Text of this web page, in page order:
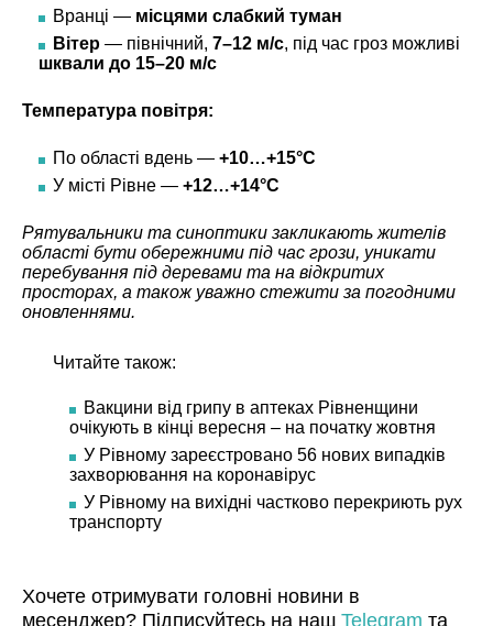
Вранці — місцями слабкий туман
Вітер — північний, 7–12 м/с, під час гроз можливі
шквали до 15–20 м/с
Температура повітря:
По області вдень — +10…+15°C
У місті Рівне — +12…+14°C
Рятувальники та синоптики закликають жителів
області бути обережними під час грози, уникати
перебування під деревами та на відкритих
просторах, а також уважно стежити за погодними
оновленнями.
Читайте також:
Вакцини від грипу в аптеках Рівненщини
очікують в кінці вересня – на початку жовтня
У Рівному зареєстровано 56 нових випадків
захворювання на коронавірус
У Рівному на вихідні частково перекриють рух
транспорту
Хочете отримувати головні новини в
месенджер? Підписуйтесь на наш Telegram та